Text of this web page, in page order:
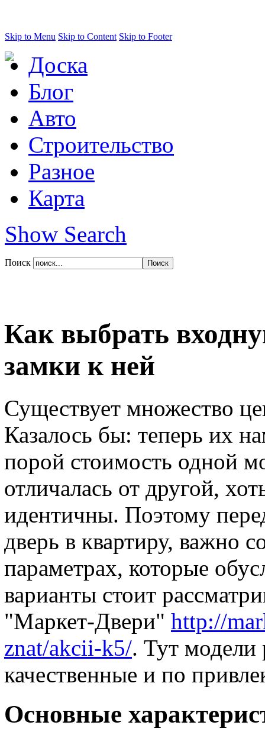
Skip to Menu Skip to Content Skip to Footer
Доска
Блог
Авто
Строительство
Разное
Карта
Show Search
Поиск
Как выбрать
замки к ней
Существует множество
Казалось бы: теперь их
порой стоимость одной
отличалась от другой,
идентичны. Поэтому
дверь в квартиру, важно
параметрах, которые
варианты стоит
"Маркет-Двери" http://
znat/akcii-k5/. Тут модели
качественные и по
Основные